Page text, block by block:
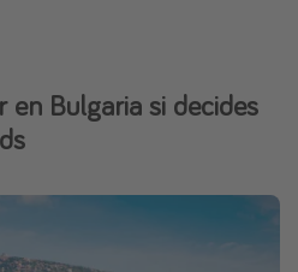
en Bulgaria si decides